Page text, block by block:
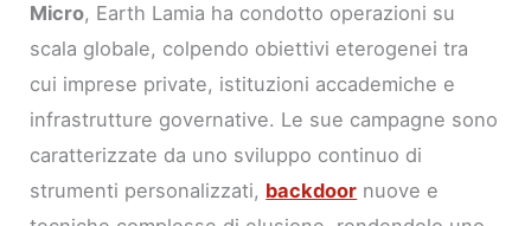
Micro, Earth Lamia ha condotto operazioni su
scala globale, colpendo obiettivi eterogenei tra
cui imprese private, istituzioni accademiche e
infrastrutture governative. Le sue campagne sono
caratterizzate da uno sviluppo continuo di
strumenti personalizzati, backdoor nuove e